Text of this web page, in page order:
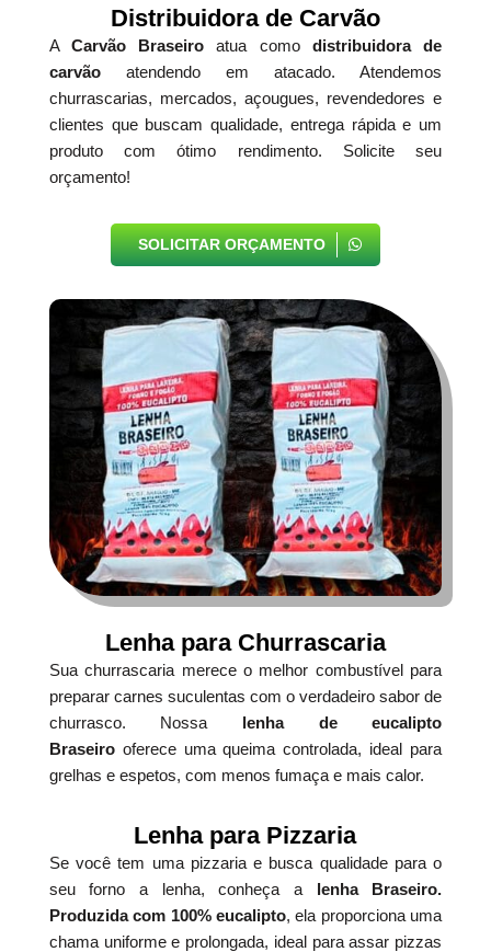
Distribuidora de Carvão
ACarvão Braseiro atua como distribuidora de
carvãoatendendo em atacado. Atendemos
churrascarias, mercados, açougues, revendedores e
clientes que buscam qualidade, entrega rápida e um
produto com ótimo rendimento. Solicite seu
orçamento!
SOLICITAR ORÇAMENTO
Lenha para Churrascaria
Sua churrascaria merece o melhor combustível para
preparar carnes suculentas com o verdadeiro sabor de
churrasco. Nossa lenha de eucalipto
Braseirooferece uma queima controlada, ideal para
grelhas e espetos, com menos fumaça e mais calor.
Lenha para Pizzaria
Se você tem uma pizzaria e busca qualidade para o
seu forno a lenha, conheça a lenha Braseiro.
Produzida com 100% eucalipto, ela proporciona uma
chama uniforme e prolongada, ideal para assar pizzas